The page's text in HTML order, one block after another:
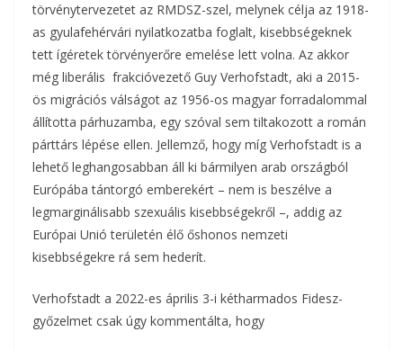
törvénytervezetet az RMDSZ-szel, melynek célja az 1918-
as gyulafehérvári nyilatkozatba foglalt, kisebbségeknek
tett ígéretek törvényerőre emelése lett volna. Az akkor
még liberális frakcióvezető Guy Verhofstadt, aki a 2015-
ös migrációs válságot az 1956-os magyar forradalommal
állította párhuzamba, egy szóval sem tiltakozott a román
párttárs lépése ellen. Jellemző, hogy míg Verhofstadt is a
lehető leghangosabban áll ki bármilyen arab országból
Európába tántorgó emberekért – nem is beszélve a
legmarginálisabb szexuális kisebbségekről –, addig az
Európai Unió területén élő őshonos nemzeti
kisebbségekre rá sem hederít.
Verhofstadt a 2022-es április 3-i kétharmados Fidesz-
győzelmet csak úgy kommentálta, hogy